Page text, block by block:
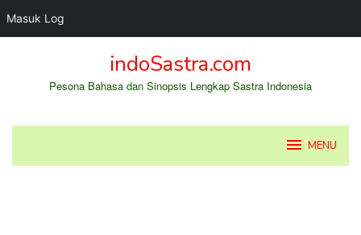
Masuk Log
indoSastra.com
Pesona Bahasa dan Sinopsis Lengkap Sastra Indonesia
MENU